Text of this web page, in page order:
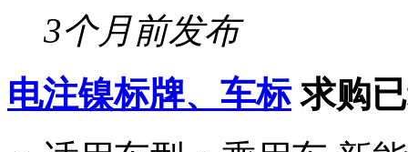
3个月前发布
电注镍标牌、车标 求购